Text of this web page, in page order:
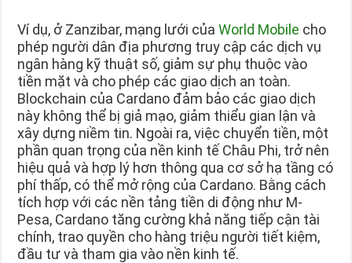
Ví dụ, ở Zanzibar, mạng lưới củaWorld Mobile cho
phép người dân địa phương truy cập các dịch vụ
ngân hàng kỹ thuật số, giảm sự phụ thuộc vào
tiền mặt và cho phép các giao dịch an toàn.
Blockchain của Cardano đảm bảo các giao dịch
này không thể bị giả mạo, giảm thiểu gian lận và
xây dựng niềm tin. Ngoài ra, việc chuyển tiền, một
phần quan trọng của nền kinh tế Châu Phi, trở nên
hiệu quả và hợp lý hơn thông qua cơ sở hạ tầng có
phí thấp, có thể mở rộng của Cardano. Bằng cách
tích hợp với các nền tảng tiền di động như M-
Pesa, Cardano tăng cường khả năng tiếp cận tài
chính, trao quyền cho hàng triệu người tiết kiệm,
đầu tư và tham gia vào nền kinh tế.